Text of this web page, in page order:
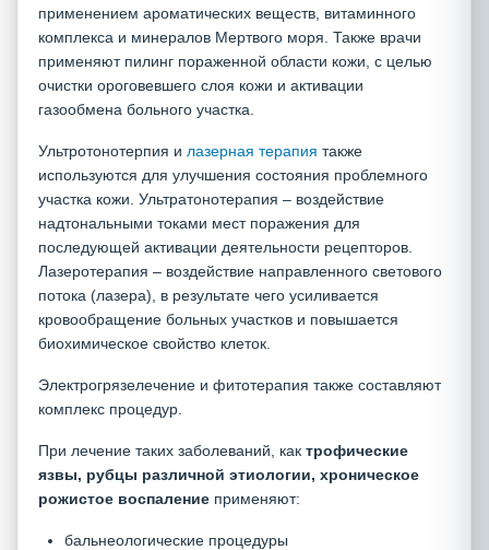
применением ароматических веществ, витаминного
комплекса и минералов Мертвого моря. Также врачи
применяют пилинг пораженной области кожи, с целью
очистки ороговевшего слоя кожи и активации
газообмена больного участка.
Ультротонотерпия и лазерная терапия также
используются для улучшения состояния проблемного
участка кожи. Ультратонотерапия – воздействие
надтональными токами мест поражения для
последующей активации деятельности рецепторов.
Лазеротерапия – воздействие направленного светового
потока (лазера), в результате чего усиливается
кровообращение больных участков и повышается
биохимическое свойство клеток.
Электрогрязелечение и фитотерапия также составляют
комплекс процедур.
При лечение таких заболеваний, как трофические
язвы, рубцы различной этиологии, хроническое
рожистое воспаление применяют:
бальнеологические процедуры